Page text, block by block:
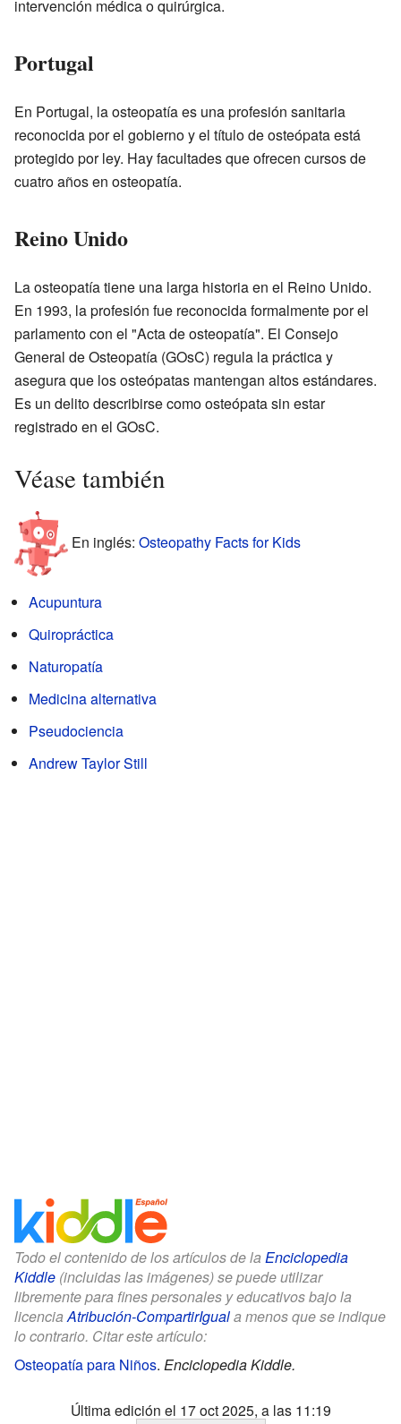
intervención médica o quirúrgica.
Portugal
En Portugal, la osteopatía es una profesión sanitaria
reconocida por el gobierno y el título de osteópata está
protegido por ley. Hay facultades que ofrecen cursos de
cuatro años en osteopatía.
Reino Unido
La osteopatía tiene una larga historia en el Reino Unido.
En 1993, la profesión fue reconocida formalmente por el
parlamento con el "Acta de osteopatía". El Consejo
General de Osteopatía (GOsC) regula la práctica y
asegura que los osteópatas mantengan altos estándares.
Es un delito describirse como osteópata sin estar
registrado en el GOsC.
Véase también
En inglés: Osteopathy Facts for Kids
Acupuntura
Quiropráctica
Naturopatía
Medicina alternativa
Pseudociencia
Andrew Taylor Still
Todo el contenido de los artículos de la Enciclopedia
Kiddle (incluidas las imágenes) se puede utilizar
libremente para fines personales y educativos bajo la
licenciaAtribución-CompartirIguala menos que se indique
lo contrario. Citar este artículo:
Osteopatía para Niños. Enciclopedia Kiddle.
Última edición el 17 oct 2025, a las 11:19